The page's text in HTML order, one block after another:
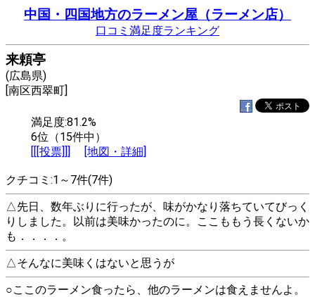
中国・四国地方のラーメン屋（ラーメン店）
口コミ満足度ランキング
来頼亭
(広島県)
[南区西翠町]
満足度:81.2%
6位（15件中）
[[[投票]]]
[地図・詳細]
クチコミ:1～7件(7件)
△先日、数年ぶりに行ったが、味がかなり落ちていてびっく
りしました。以前は美味かったのに。ここももう長くないか
も．．．．。
△そんなに美味くはないと思うが
○ここのラーメン食ったら、他のラーメンは食えませんよ。